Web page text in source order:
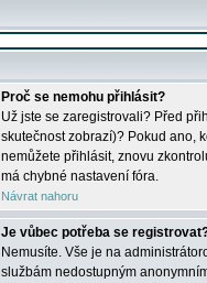
Proč se nemohu přihlásit?
Už jste se zaregistrovali? Před
skutečnost zobrazí)? Pokud ano,
nemůžete přihlásit, znovu
má chybné nastavení fóra.
Návrat nahoru
Je vůbec potřeba se
Nemusíte. Vše je na
službám nedostupným